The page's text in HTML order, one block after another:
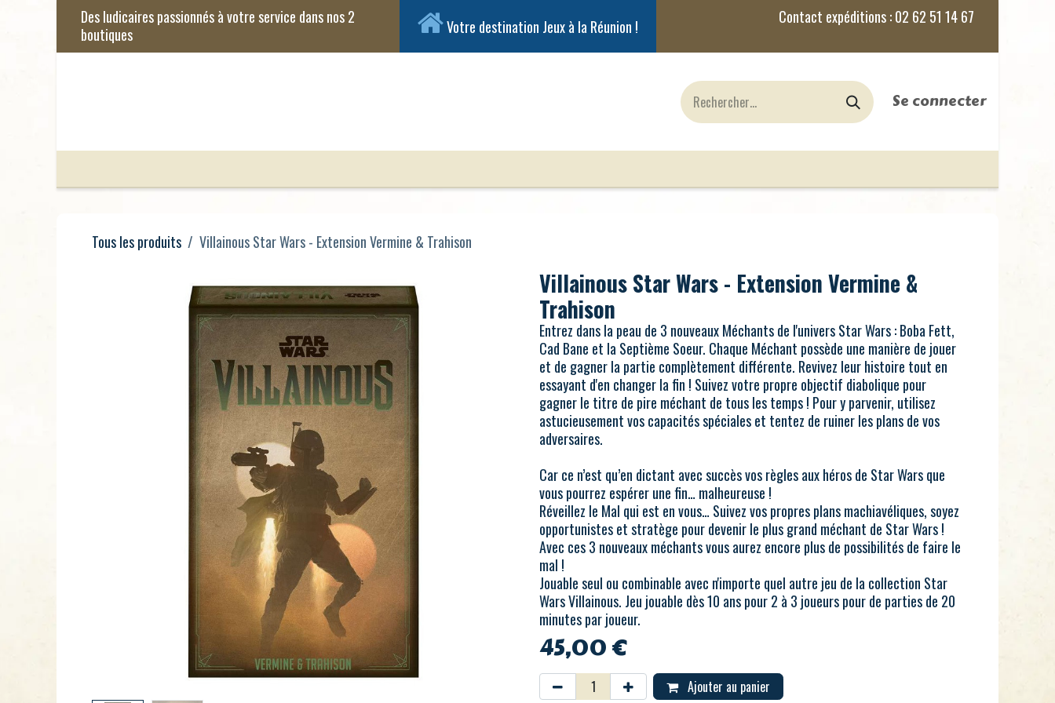
Se rendre au contenu
Votre destination Jeux à la Réunion !
Se connecter
Tous les produits Villainous Star Wars - Extension Vermine & Trahison
Villainous Star Wars - Extension Vermine &
Trahison
Entrez dans la peau de 3 nouveaux Méchants de l'univers Star Wars : Boba Fett,
Cad Bane et la Septième Soeur. Chaque Méchant possède une manière de jouer
et de gagner la partie complètement différente. Revivez leur histoire tout en
essayant d'en changer la fin ! Suivez votre propre objectif diabolique pour
gagner le titre de pire méchant de tous les temps ! Pour y parvenir, utilisez
astucieusement vos capacités spéciales et tentez de ruiner les plans de vos
adversaires.
Car ce n’est qu’en dictant avec succès vos règles aux héros de Star Wars que
vous pourrez espérer une fin… malheureuse !
Réveillez le Mal qui est en vous… Suivez vos propres plans machiavéliques, soyez
opportunistes et stratège pour devenir le plus grand méchant de Star Wars !
Avec ces 3 nouveaux méchants vous aurez encore plus de possibilités de faire le
mal !
Jouable seul ou combinable avec n'importe quel autre jeu de la collection Star
Wars Villainous. Jeu jouable dès 10 ans pour 2 à 3 joueurs pour de parties de 20
minutes par joueur.
45,00€
Ajouter au panier